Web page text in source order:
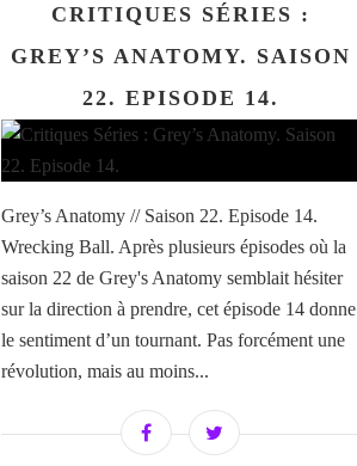
CRITIQUES SÉRIES :
GREY’S ANATOMY. SAISON
22. EPISODE 14.
Grey’s Anatomy // Saison 22. Episode 14.
Wrecking Ball. Après plusieurs épisodes où la
saison 22 de Grey's Anatomy semblait hésiter
sur la direction à prendre, cet épisode 14 donne
le sentiment d’un tournant. Pas forcément une
révolution, mais au moins...